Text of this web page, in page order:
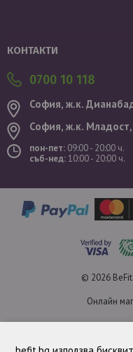
КОНТАКТИ
0700 10 118
София, ж.к.
София, ж.к.
пон-пет: 09:00 - 20:00 ч.
съб-нед:10:00 - 20:00 ч.
© 2026
Онлайн